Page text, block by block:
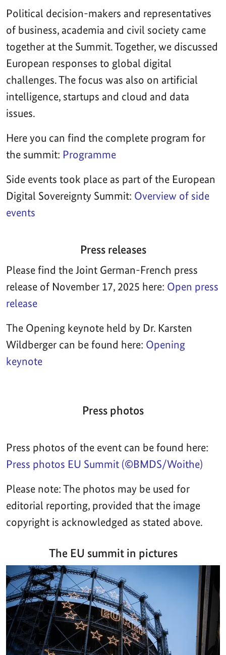
Political decision-makers and representatives
of business, academia and civil society came
together at the Summit. Together, we discussed
European responses to global digital
challenges. The focus was also on artificial
intelligence, startups and cloud and data
issues.
Here you can find the complete program for
the summit: Programme
Side events took place as part of the European
Digital Sovereignty Summit: Overview of side
events
Press releases
Please find the Joint German-French press
release of November 17, 2025 here: Open press
release
The Opening keynote held by Dr. Karsten
Wildberger can be found here: Opening
keynote
Press photos
Press photos of the event can be found here:
Press photos EU Summit (©BMDS/Woithe)
Please note: The photos may be used for
editorial reporting, provided that the image
copyright is acknowledged as stated above.
The EU summit in pictures